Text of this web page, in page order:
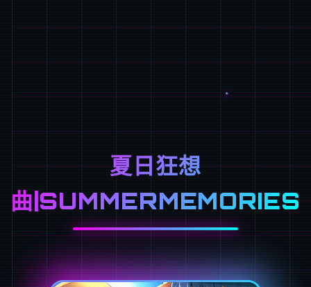
夏日狂想
曲|SUMMERMEMORIES